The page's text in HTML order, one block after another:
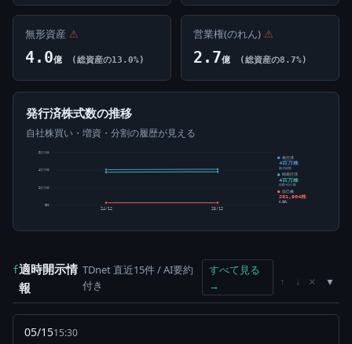
無形資産 ⚠
4.0億 (総資産の13.0%)
営業権(のれん) ⚠
2.7億 (総資産の8.7%)
発行済株式数の推移
自社株買い・増資・分割の履歴が見える
0株
2百万株
4百万株
6百万株
24/12 25/12
発行済
4百万株
株式総数
純発行済
4百万株
総数-自己株
自己株
281,904株
6.90%
f適時開示情
報
TDnet 直近15件 / AI要約
付き
すべて見る
→
↑ ↓ ×
05/1515:30